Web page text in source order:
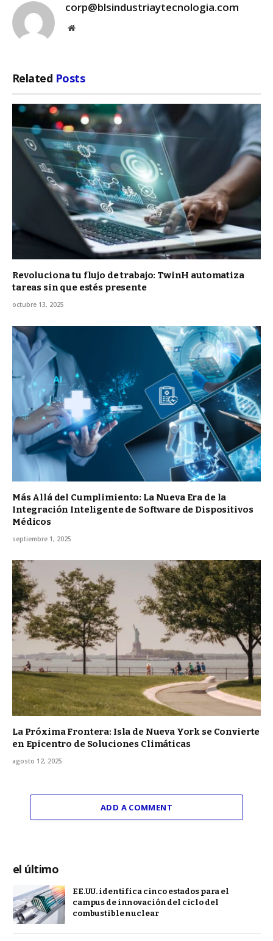
corp@blsindustriaytecnologia.com
Website
Related Posts
Revoluciona tu flujo de trabajo: TwinH automatiza
tareas sin que estés presente
octubre 13, 2025
Más Allá del Cumplimiento: La Nueva Era de la
Integración Inteligente de Software de Dispositivos
Médicos
septiembre 1, 2025
La Próxima Frontera: Isla de Nueva York se Convierte
en Epicentro de Soluciones Climáticas
agosto 12, 2025
ADD A COMMENT
el último
EE.UU. identifica cinco estados para el
campus de innovación del ciclo del
combustible nuclear